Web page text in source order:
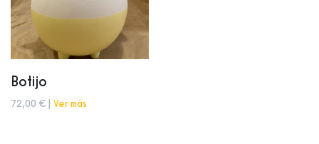
Botijo
72,00 € | Ver más